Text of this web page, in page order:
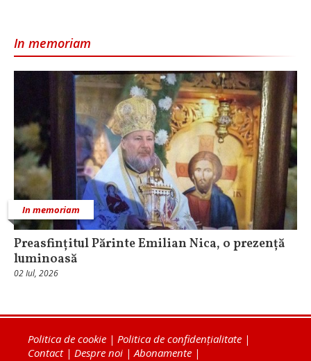
In memoriam
In memoriam
Preasfințitul Părinte Emilian Nica, o prezență
luminoasă
02 Iul, 2026
Politica de cookie | Politica de confidențialitate |
Contact| Despre noi |Abonamente |